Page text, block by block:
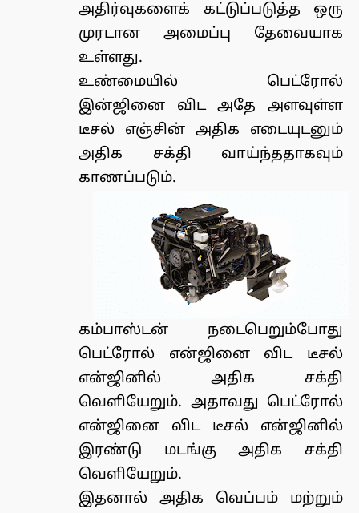
அதிர்வுகளைக் கட்டுப்படுத்த ஒரு
முரடான அமைப்பு தேவையாக
உள்ளது.
உண்மையில் பெட்ரோல்
இன்ஜினை விட அதே அளவுள்ள
டீசல் எஞ்சின் அதிக எடையுடனும்
அதிக சக்தி வாய்ந்ததாகவும்
காணப்படும்.
கம்பாஸ்டன் நடைபெறும்போது
பெட்ரோல் என்ஜினை விட டீசல்
என்ஜினில் அதிக சக்தி
வெளியேறும். அதாவது பெட்ரோல்
என்ஜினை விட டீசல் என்ஜினில்
இரண்டு மடங்கு அதிக சக்தி
வெளியேறும்.
இதனால் அதிக வெப்பம் மற்றும்